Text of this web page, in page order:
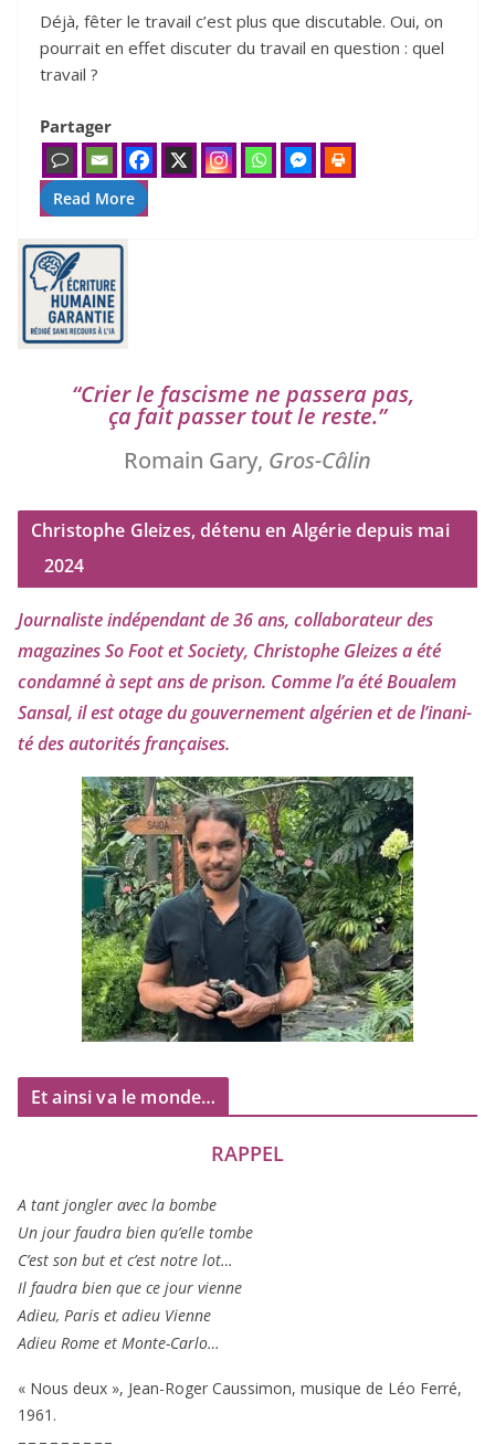
Déjà, fêter le tra­vail c’est plus que dis­cu­table. Oui, on
pour­rait en effet dis­cu­ter du tra­vail en ques­tion : quel
tra­vail ?
Partager
Read More
“Crier le fas­cisme ne pas­se­ra pas,
ça fait pas­ser tout le reste.”
Romain Gary, Gros-Câlin
Christophe Gleizes, détenu en Algérie depuis mai
2024
Journaliste indé­pen­dant de36ans, col­la­bo­ra­teur des
maga­zines So Foot et Society, Christophe Gleizesa été
condam­né à sept ans de pri­son. Comme l’a été Boualem
Sansal, il est otage du gou­ver­ne­ment algé­rien et de l’i­na­ni­
té des auto­ri­tés françaises.
Et ainsi va le monde…
RAPPEL
A tant jon­gler avec la bombe
Un jour fau­dra bien qu’elle tombe
C’est son but et c’est notre lot…
Il fau­dra bien que ce jour vienne
Adieu, Paris et adieu Vienne
Adieu Rome et Monte-Carlo…
« Nous deux », Jean-Roger Caussimon, musique de Léo Ferré,
1961 .
– – – – – – – – –